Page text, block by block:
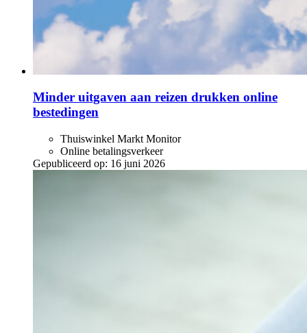
Minder uitgaven aan reizen drukken online
bestedingen
Thuiswinkel Markt Monitor
Online betalingsverkeer
Gepubliceerd op: 16 juni 2026